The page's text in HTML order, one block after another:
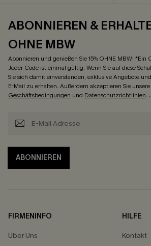
ABONNIEREN &
OHNE MBW
Abonnieren und genießen Sie 15% OHNE MBW! *Ein
Jeder Code ist einmal gültig. Wenn Sie auf diese
Sie sich damit einverstanden, exklusive Angebote
E-Mail zu erhalten. Außerdem akzeptieren Sie unsere
Geschäftsbedingungen und Datenschutzrichtlinien.
ABONNIEREN
FIRMENINFO
Über Uns
HILFE
Kontakt